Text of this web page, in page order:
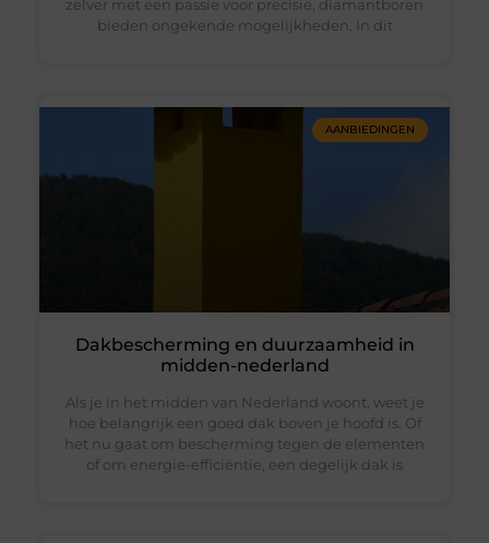
zelver met een passie voor precisie, diamantboren
bieden ongekende mogelijkheden. In dit
AANBIEDINGEN
Dakbescherming en duurzaamheid in
midden-nederland
Als je in het midden van Nederland woont, weet je
hoe belangrijk een goed dak boven je hoofd is. Of
het nu gaat om bescherming tegen de elementen
of om energie-efficiëntie, een degelijk dak is